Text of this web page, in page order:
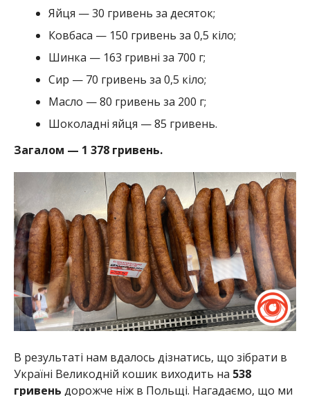
Яйця — 30 гривень за десяток;
Ковбаса — 150 гривень за 0,5 кіло;
Шинка — 163 гривні за 700 г;
Сир — 70 гривень за 0,5 кіло;
Масло — 80 гривень за 200 г;
Шоколадні яйця — 85 гривень.
Загалом — 1 378 гривень.
В результаті нам вдалось дізнатись, що зібрати в
Україні Великодній кошик виходить на 538
гривень дорожче ніж в Польщі. Нагадаємо, що ми